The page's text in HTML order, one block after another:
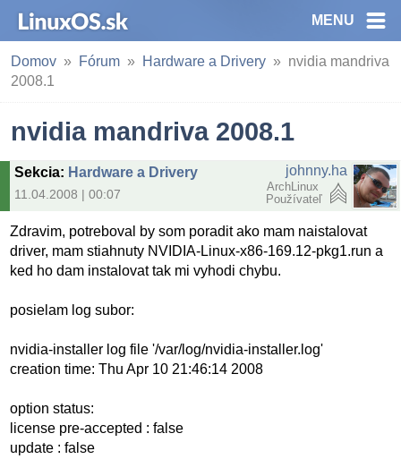
MENU
Domov Fórum Hardware a Drivery
nvidia mandriva
2008.1
nvidia mandriva 2008.1
Sekcia: Hardware a Drivery
11.04.2008 | 00:07
johnny.ha
ArchLinux
Používateľ
Zdravim, potreboval by som poradit ako mam naistalovat
driver, mam stiahnuty NVIDIA-Linux-x86-169.12-pkg1.run a
ked ho dam instalovat tak mi vyhodi chybu.
posielam log subor:
nvidia-installer log file '/var/log/nvidia-installer.log'
creation time: Thu Apr 10 21:46:14 2008
option status:
license pre-accepted : false
update : false